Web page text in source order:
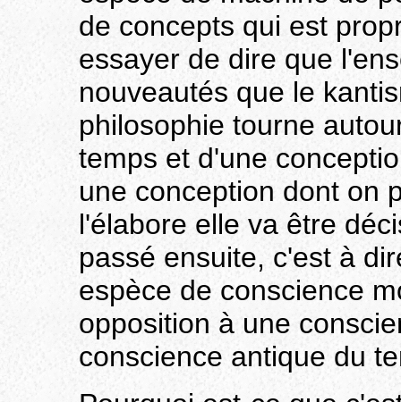
de concepts qui est
essayer de dire que
nouveautés que le
philosophie tourne
temps et d'une
une conception dont on
l'élabore elle va être
passé ensuite, c'est à
espèce de conscience
opposition à une
conscience antique du